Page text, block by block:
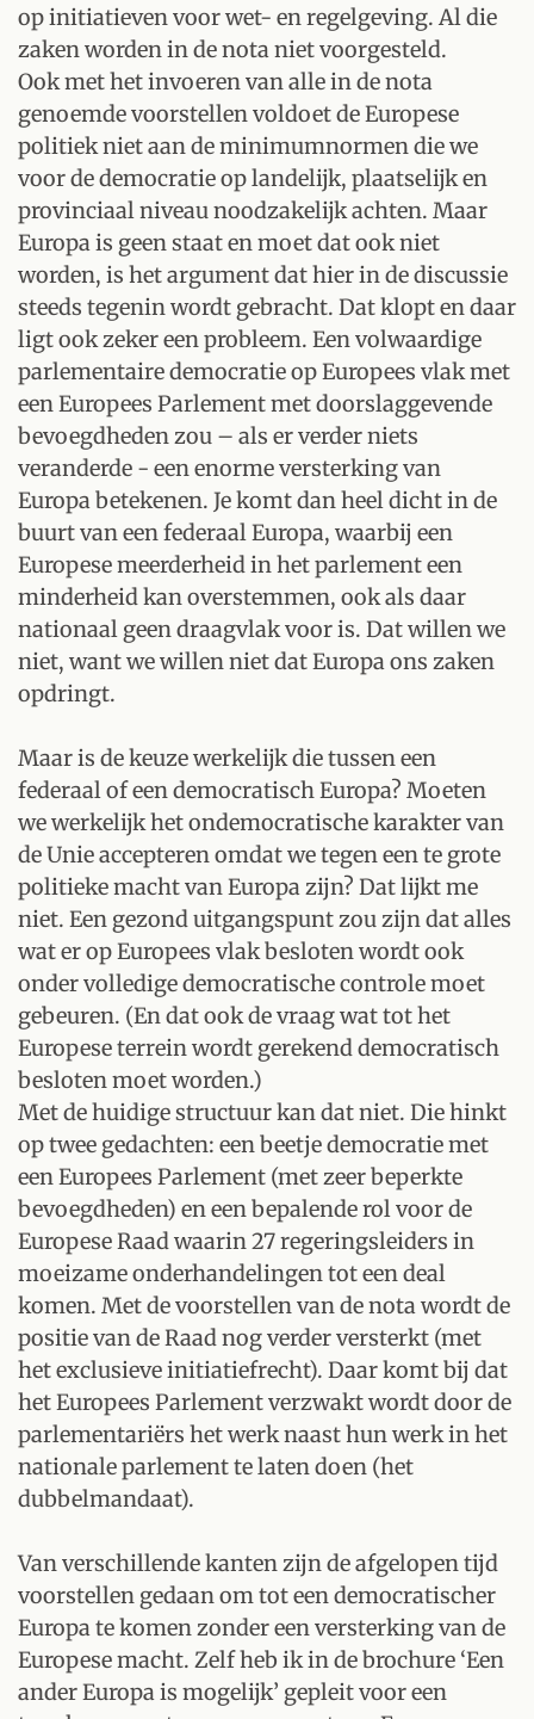
op initiatieven voor wet- en regelgeving. Al die
zaken worden in de nota niet voorgesteld.
Ook met het invoeren van alle in de nota
genoemde voorstellen voldoet de Europese
politiek niet aan de minimumnormen die we
voor de democratie op landelijk, plaatselijk en
provinciaal niveau noodzakelijk achten. Maar
Europa is geen staat en moet dat ook niet
worden, is het argument dat hier in de discussie
steeds tegenin wordt gebracht. Dat klopt en daar
ligt ook zeker een probleem. Een volwaardige
parlementaire democratie op Europees vlak met
een Europees Parlement met doorslaggevende
bevoegdheden zou – als er verder niets
veranderde - een enorme versterking van
Europa betekenen. Je komt dan heel dicht in de
buurt van een federaal Europa, waarbij een
Europese meerderheid in het parlement een
minderheid kan overstemmen, ook als daar
nationaal geen draagvlak voor is. Dat willen we
niet, want we willen niet dat Europa ons zaken
opdringt.
Maar is de keuze werkelijk die tussen een
federaal of een democratisch Europa? Moeten
we werkelijk het ondemocratische karakter van
de Unie accepteren omdat we tegen een te grote
politieke macht van Europa zijn? Dat lijkt me
niet. Een gezond uitgangspunt zou zijn dat alles
wat er op Europees vlak besloten wordt ook
onder volledige democratische controle moet
gebeuren. (En dat ook de vraag wat tot het
Europese terrein wordt gerekend democratisch
besloten moet worden.)
Met de huidige structuur kan dat niet. Die hinkt
op twee gedachten: een beetje democratie met
een Europees Parlement (met zeer beperkte
bevoegdheden) en een bepalende rol voor de
Europese Raad waarin 27 regeringsleiders in
moeizame onderhandelingen tot een deal
komen. Met de voorstellen van de nota wordt de
positie van de Raad nog verder versterkt (met
het exclusieve initiatiefrecht). Daar komt bij dat
het Europees Parlement verzwakt wordt door de
parlementariërs het werk naast hun werk in het
nationale parlement te laten doen (het
dubbelmandaat).
Van verschillende kanten zijn de afgelopen tijd
voorstellen gedaan om tot een democratischer
Europa te komen zonder een versterking van de
Europese macht. Zelf heb ik in de brochure ‘Een
ander Europa is mogelijk’ gepleit voor een